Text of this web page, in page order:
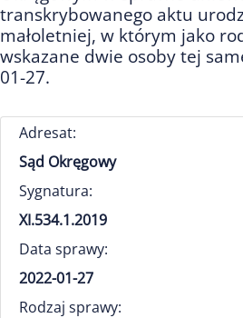
transkrybowanego aktu
małoletniej, w którym jako
wskazane dwie osoby tej
01-27.
Adresat:
Sąd Okręgowy
Sygnatura:
XI.534.1.2019
Data sprawy:
2022-01-27
Rodzaj sprawy: